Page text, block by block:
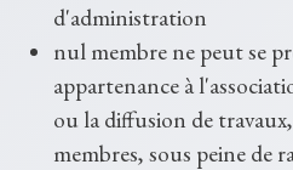
d'administration
nul membre ne peut se
appartenance à
ou la diffusion de
membres, sous peine de